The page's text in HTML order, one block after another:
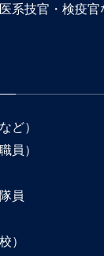
系技官・検疫官
ど）
員）
員
）